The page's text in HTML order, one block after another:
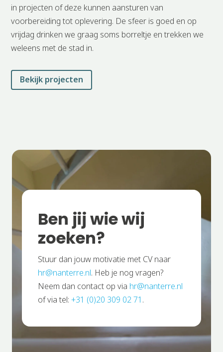
in projecten of deze kunnen aansturen van
voorbereiding tot oplevering. De sfeer is goed en op
vrijdag drinken we graag soms borreltje en trekken we
weleens met de stad in.
Bekijk projecten
Ben jij wie wij
zoeken?
Stuur dan jouw motivatie met CV naar
hr@nanterre.nl. Heb je nog vragen?
Neem dan contact op via hr@nanterre.nl
of via tel: +31 (0)20 309 02 71 .